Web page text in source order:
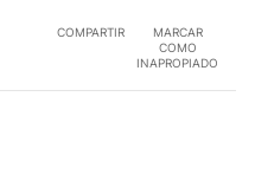
COMPARTIR
MARCAR
COMO
INAPROPIADO